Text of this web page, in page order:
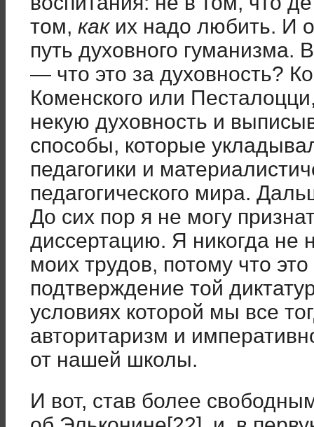
том, каких надо любить. И
путь духовного гуманизма.
— что это за духовность?
Коменского или
некую духовность и
способы, которые
педагогики и
педагогического мира.
До сих пор я не могу
диссертацию. Я никогда не
моих трудов, потому что
подтверждение той
условиях которой мы все
авторитаризм и
от нашей школы.
И вот, став более